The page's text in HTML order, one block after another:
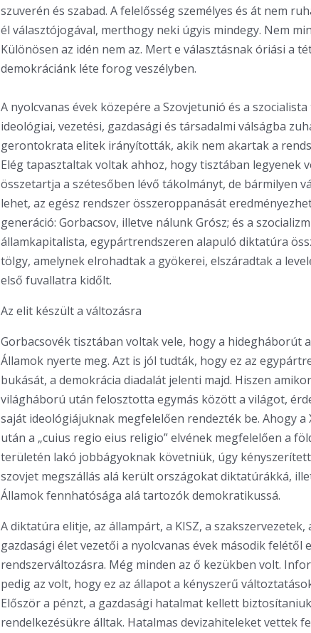
szuverén és szabad. A felelősség személyes és át nem
él választójogával, merthogy neki úgyis mindegy. Nem
Különösen az idén nem az. Mert e választásnak óriási a
demokráciánk léte forog veszélyben.
A nyolcvanas évek közepére a Szovjetunió és a
ideológiai, vezetési, gazdasági és társadalmi válságba
gerontokrata elitek irányították, akik nem akartak a
Elég tapasztaltak voltak ahhoz, hogy tisztában legyenek
összetartja a szétesőben lévő tákolmányt, de bármilyen
lehet, az egész rendszer összeroppanását
generáció: Gorbacsov, illetve nálunk Grósz; és a
államkapitalista, egypártrendszeren alapuló diktatúra
tölgy, amelynek elrohadtak a gyökerei, elszáradtak a
első fuvallatra kidőlt.
Az elit készült a változásra
Gorbacsovék tisztában voltak vele, hogy a hidegháborút
Államok nyerte meg. Azt is jól tudták, hogy ez az
bukását, a demokrácia diadalát jelenti majd. Hiszen
világháború után felosztotta egymás között a világot,
saját ideológiájuknak megfelelően rendezték be. Ahogy a
után a „cuius regio eius religio” elvének megfelelően a
területén lakó jobbágyoknak követniük, úgy
szovjet megszállás alá került országokat diktatúrákká,
Államok fennhatósága alá tartozók demokratikussá.
A diktatúra elitje, az állampárt, a KISZ, a
gazdasági élet vezetői a nyolcvanas évek második felétől
rendszerváltozásra. Még minden az ő kezükben volt.
pedig az volt, hogy ez az állapot a kényszerű
Először a pénzt, a gazdasági hatalmat kellett
rendelkezésükre álltak. Hatalmas devizahiteleket vettek